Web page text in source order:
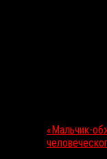
«Мальчик-